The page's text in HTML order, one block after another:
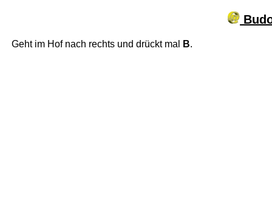
Geht im Hof nach rechts und drückt mal B.